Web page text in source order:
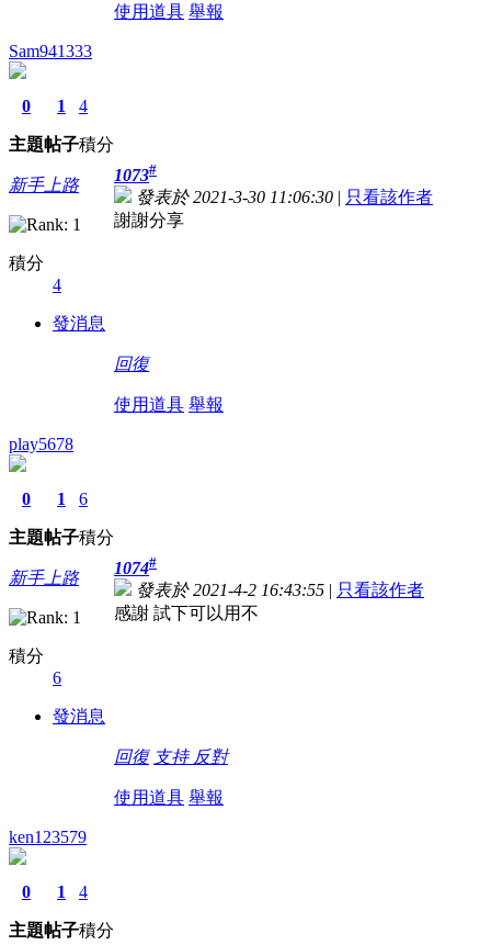
使用道具 舉報
Sam941333
0
主題
1
帖子
4
積分
新手上路
積分
4
發消息
1073#
發表於 2021-3-30 11:06:30 | 只看該作者
謝謝分享
回復
使用道具 舉報
play5678
0
主題
1
帖子
6
積分
新手上路
積分
6
發消息
1074#
發表於 2021-4-2 16:43:55 | 只看該作者
感謝 試下可以用不
回復 支持 反對
使用道具 舉報
ken123579
0
主題
1
帖子
4
積分